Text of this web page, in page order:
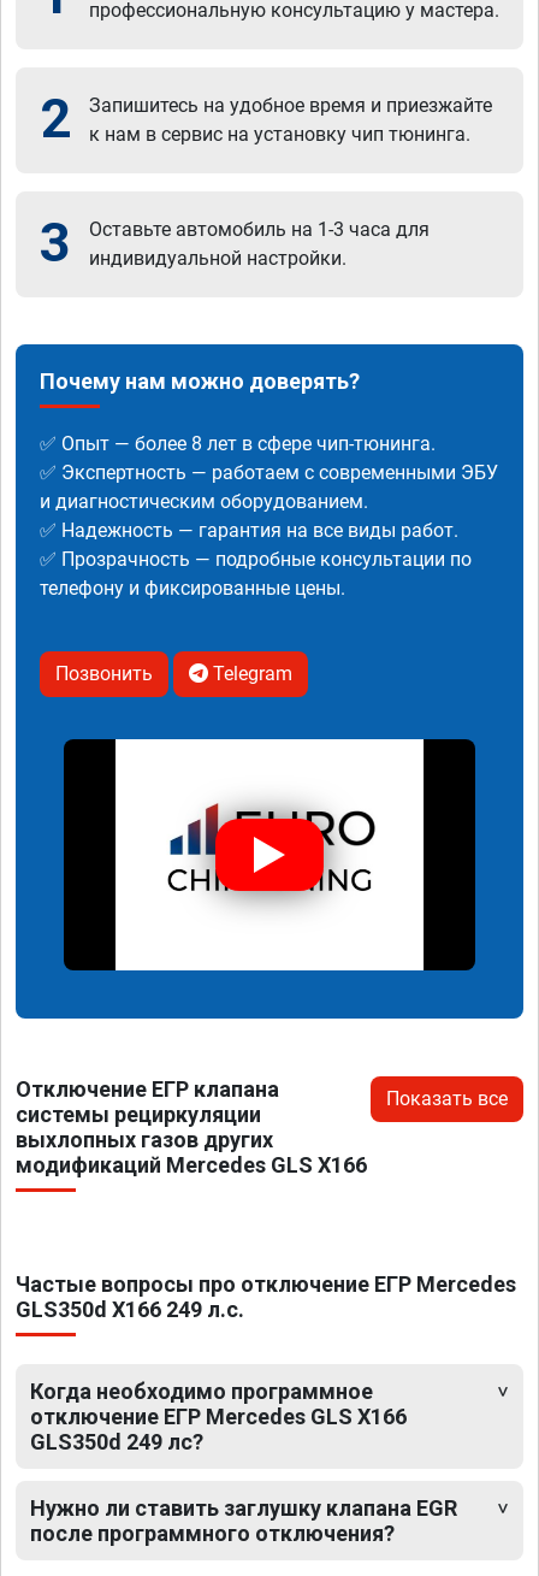
профессиональную консультацию у мастера.
2
Запишитесь на удобное время и приезжайте
к нам в сервис на установку чип тюнинга.
3
Оставьте автомобиль на 1-3 часа для
индивидуальной настройки.
Почему нам можно доверять?
✅ Опыт — более 8 лет в сфере чип-тюнинга.
✅ Экспертность — работаем с современными ЭБУ
и диагностическим оборудованием.
✅ Надежность — гарантия на все виды работ.
✅ Прозрачность — подробные консультации по
телефону и фиксированные цены.
Позвонить Telegram
Отключение ЕГР клапана
системы рециркуляции
выхлопных газов других
модификаций Mercedes GLS X166
Показать все
Частые вопросы про отключение ЕГР Mercedes
GLS350d X166 249 л.с.
Когда необходимо программное
отключение ЕГР Mercedes GLS X166
GLS350d 249 лс?
Нужно ли ставить заглушку клапана EGR
после программного отключения?